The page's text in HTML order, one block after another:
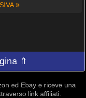
»
⇑
ed Ebay e riceve una
link affiliati.